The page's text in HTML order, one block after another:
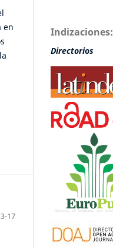
en
17
Indizaciones:
Directorios